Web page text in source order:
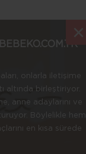
onlarla iletişime
altında birleştiriyor.
anne adaylarını ve
Böylelikle hem
en kısa sürede